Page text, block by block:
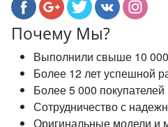
Почему Мы?
Выполнили свыше 10 000
Более 12 лет успешной
Более 5 000 покупателей
Сотрудничество с
Оригинальные модели и